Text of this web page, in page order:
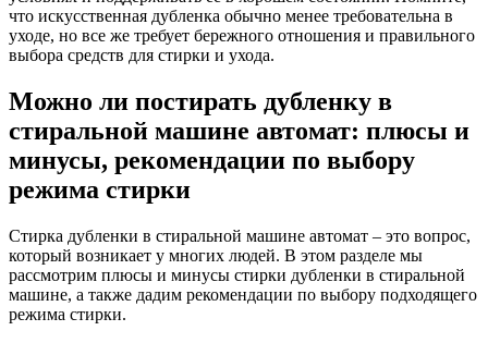
что искусственная дубленка обычно менее требовательна в
уходе, но все же требует бережного отношения и правильного
выбора средств для стирки и ухода.
Можно ли постирать дубленку в
стиральной машине автомат: плюсы и
минусы, рекомендации по выбору
режима стирки
Стирка дубленки в стиральной машине автомат – это вопрос,
который возникает у многих людей. В этом разделе мы
рассмотрим плюсы и минусы стирки дубленки в стиральной
машине, а также дадим рекомендации по выбору подходящего
режима стирки.